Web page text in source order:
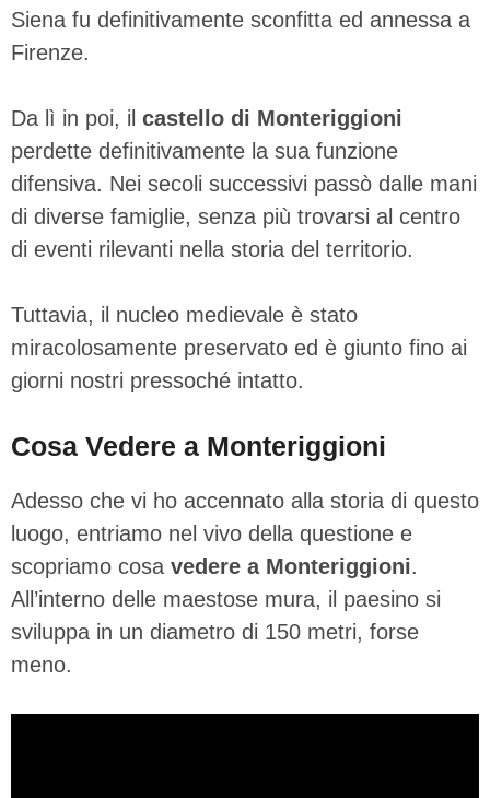
Siena fu definitivamente sconfitta ed annessa a
Firenze.
Da lì in poi, il castello di Monteriggioni
perdette definitivamente la sua funzione
difensiva. Nei secoli successivi passò dalle mani
di diverse famiglie, senza più trovarsi al centro
di eventi rilevanti nella storia del territorio.
Tuttavia, il nucleo medievale è stato
miracolosamente preservato ed è giunto fino ai
giorni nostri pressoché intatto.
Cosa Vedere a Monteriggioni
Adesso che vi ho accennato alla storia di questo
luogo, entriamo nel vivo della questione e
scopriamo cosa vedere a Monteriggioni.
All’interno delle maestose mura, il paesino si
sviluppa in un diametro di 150 metri, forse
meno.